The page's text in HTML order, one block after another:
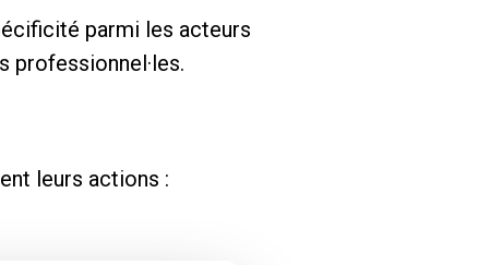
parmi les acteurs
professionnel·les.
leurs actions :